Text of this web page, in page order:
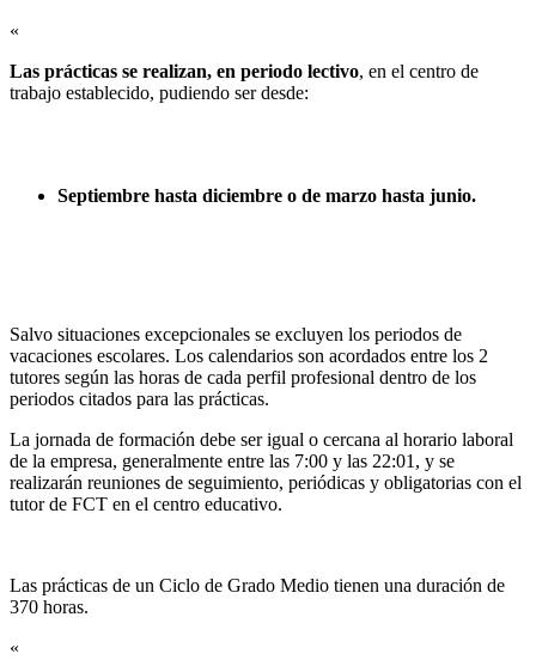
«
Las prácticas se realizan, en periodo lectivo, en el centro de
trabajo establecido, pudiendo ser desde:
Septiembre hasta diciembre o de marzo hasta junio.
Salvo situaciones excepcionales se excluyen los periodos de
vacaciones escolares. Los calendarios son acordados entre los 2
tutores según las horas de cada perfil profesional dentro de los
periodos citados para las prácticas.
La jornada de formación debe ser igual o cercana al horario laboral
de la empresa, generalmente entre las 7:00 y las 22:01, y se
realizarán reuniones de seguimiento, periódicas y obligatorias con el
tutor de FCT en el centro educativo.
Las prácticas de un Ciclo de Grado Medio tienen una duración de
370 horas.
«